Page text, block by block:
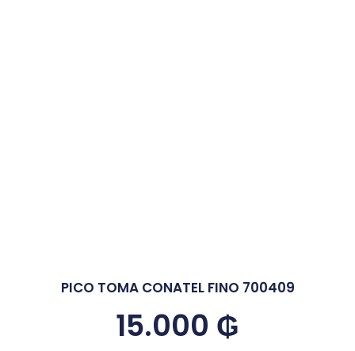
PICO TOMA CONATEL FINO 700409
15.000 ₲